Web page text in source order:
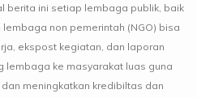
berita ini setiap lembaga publik, baik
non pemerintah (NGO) bisa
ekspost kegiatan, dan laporan
lembaga ke masyarakat luas guna
meningkatkan kredibiltas dan